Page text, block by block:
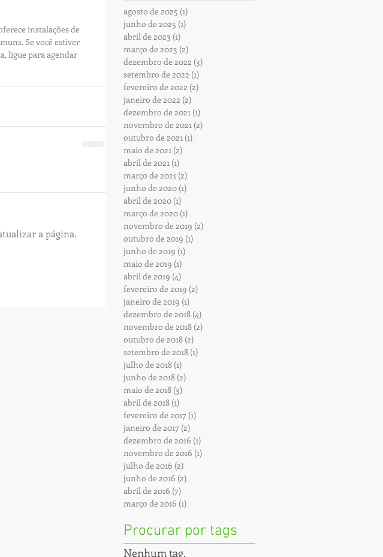
instalações de
Se você estiver
ligue para agendar
a página.
agosto de 2025 (1)
junho de 2025 (1)
abril de 2023 (1)
março de 2023 (2)
dezembro de 2022 (3)
setembro de 2022 (1)
fevereiro de 2022 (2)
janeiro de 2022 (2)
dezembro de 2021 (1)
novembro de 2021 (2)
outubro de 2021 (1)
maio de 2021 (2)
abril de 2021 (1)
março de 2021 (2)
junho de 2020 (1)
abril de 2020 (1)
março de 2020 (1)
novembro de 2019 (2)
outubro de 2019 (1)
junho de 2019 (1)
maio de 2019 (1)
abril de 2019 (4)
fevereiro de 2019 (2)
janeiro de 2019 (1)
dezembro de 2018 (4)
novembro de 2018 (2)
outubro de 2018 (2)
setembro de 2018 (1)
julho de 2018 (1)
junho de 2018 (2)
maio de 2018 (3)
abril de 2018 (1)
fevereiro de 2017 (1)
janeiro de 2017 (2)
dezembro de 2016 (1)
novembro de 2016 (1)
julho de 2016 (2)
junho de 2016 (2)
abril de 2016 (7)
março de 2016 (1)
Procurar por tags
Nenhum tag.